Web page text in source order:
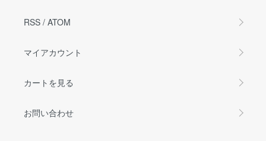
RSS / ATOM
マイアカウント
カートを見る
お問い合わせ